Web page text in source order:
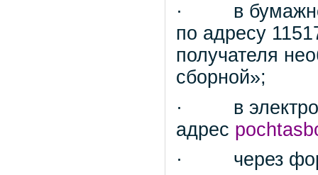
· в бумажном
по адресу
получателя
сборной»;
· в
адрес
· через